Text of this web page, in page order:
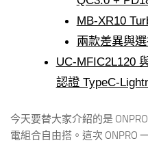
MB-XR10
兩款差異與選
UC-MFIC2L120
認證 TypeC-
今天要替大家介紹的是
電組合自由搭。這次 ONPRO